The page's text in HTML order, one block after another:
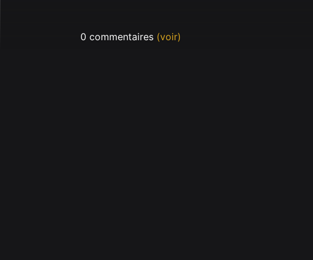
0 commentaires (voir)